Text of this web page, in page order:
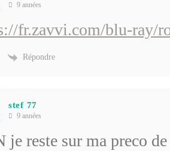
9 années
fr.zavvi.com/blu-ray/
Répondre
stef 77
9 années
je reste sur ma preco